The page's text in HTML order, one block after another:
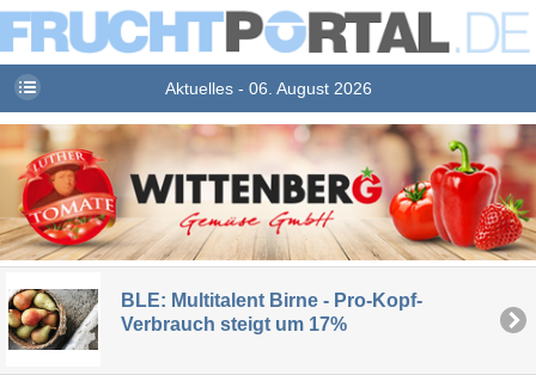
Aktuelles - 06. August 2026
BLE: Multitalent Birne - Pro-Kopf-
Verbrauch steigt um 17%